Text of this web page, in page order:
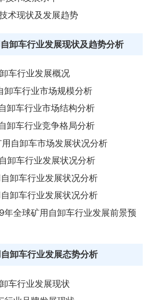
术现状及发展趋势
卸车行业发展现状及趋势分析
车行业发展概况
卸车行业市场规模分析
卸车行业市场结构分析
卸车行业竞争格局分析
自卸车市场发展状况分析
卸车行业发展状况分析
卸车行业发展状况分析
卸车行业发展状况分析
全球矿用自卸车行业发展前景预
卸车行业发展态势分析
车行业发展现状